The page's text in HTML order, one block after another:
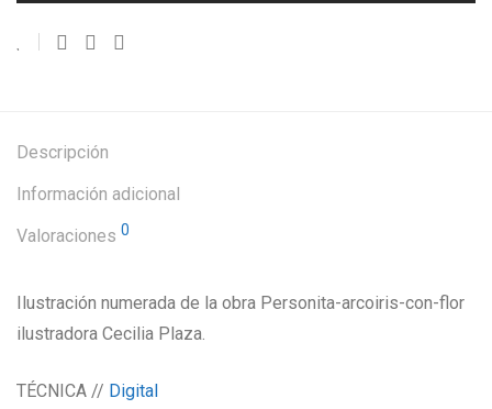
Descripción
Información adicional
Valoraciones 0
Ilustración numerada de la obra Personita-arcoiris-con-flor
ilustradora Cecilia Plaza.
TÉCNICA // Digital